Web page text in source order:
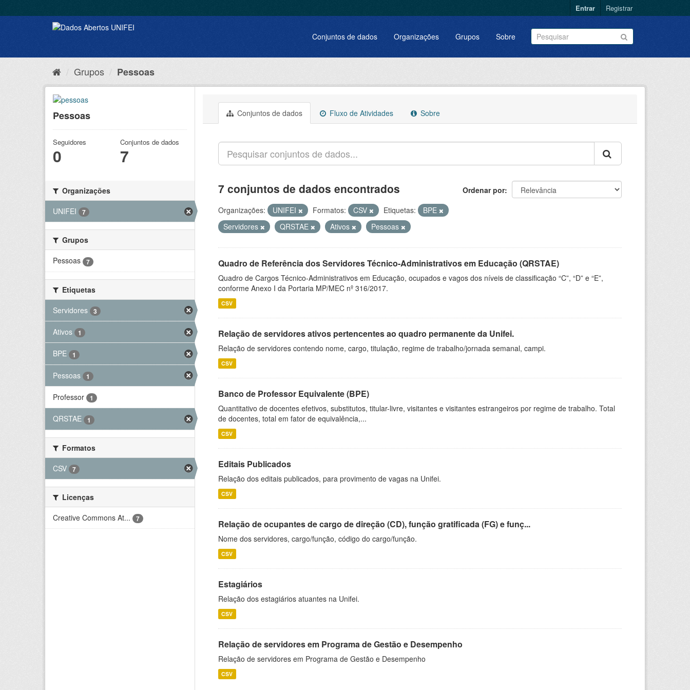
Entrar Registrar
Conjuntos de dados Organizações Grupos Sobre
Grupos Pessoas
Pessoas
Seguidores
0
Conjuntos de dados
7
Organizações
UNIFEI
7
Grupos
Pessoas
7
Etiquetas
Servidores
3
Ativos 1
BPE 1
Pessoas 1
Professor 1
QRSTAE 1
Formatos
CSV
7
Licenças
Creative Commons At...
7
Conjuntos de dados Fluxo de Atividades Sobre
Ordenar por
7 conjuntos de dados encontrados
Organizações: UNIFEI Formatos: CSV Etiquetas:
BPE
Servidores
QRSTAE Ativos Pessoas
Quadro de Referência dos Servidores Técnico-Administrativos em Educação (QRSTAE)
Quadro de Cargos Técnico-Administrativos em Educação, ocupados e vagos dos níveis de classificação “C”, “D” e “E”,
conforme Anexo I da Portaria MP/MEC nº 316/2017.
CSV
Relação de servidores ativos pertencentes ao quadro permanente da Unifei.
Relação de servidores contendo nome, cargo, titulação, regime de trabalho/jornada semanal, campi.
CSV
Banco de Professor Equivalente (BPE)
Quantitativo de docentes efetivos, substitutos, titular-livre, visitantes e visitantes estrangeiros por regime de trabalho. Total
de docentes, total em fator de equivalência,...
CSV
Editais Publicados
Relação dos editais publicados, para provimento de vagas na Unifei.
CSV
Relação de ocupantes de cargo de direção (CD), função gratificada (FG) e funç...
Nome dos servidores, cargo/função, código do cargo/função.
CSV
Estagiários
Relação dos estagiários atuantes na Unifei.
CSV
Relação de servidores em Programa de Gestão e Desempenho
Relação de servidores em Programa de Gestão e Desempenho
CSV